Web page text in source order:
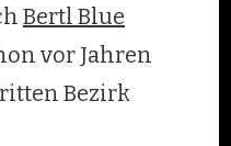
Bertl Blue
vor Jahren
Bezirk